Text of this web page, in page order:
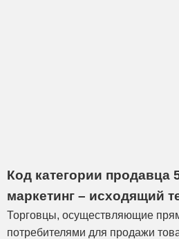
Код категории продавца
маркетинг – исходящий
Торговцы, осуществляющие
потребителями для продажи